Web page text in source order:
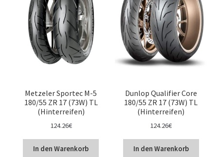
Metzeler Sportec M-5
180/55 ZR 17 (73W) TL
(Hinterreifen)
124.26€
In den Warenkorb
Dunlop Qualifier Core
180/55 ZR 17 (73W) TL
(Hinterreifen)
124.26€
In den Warenkorb